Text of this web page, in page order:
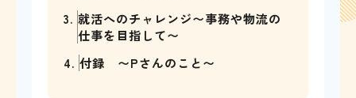
3. 就活へのチャレンジ〜事務や物流の
仕事を目指して〜
4. 付録 〜Pさんのこと〜